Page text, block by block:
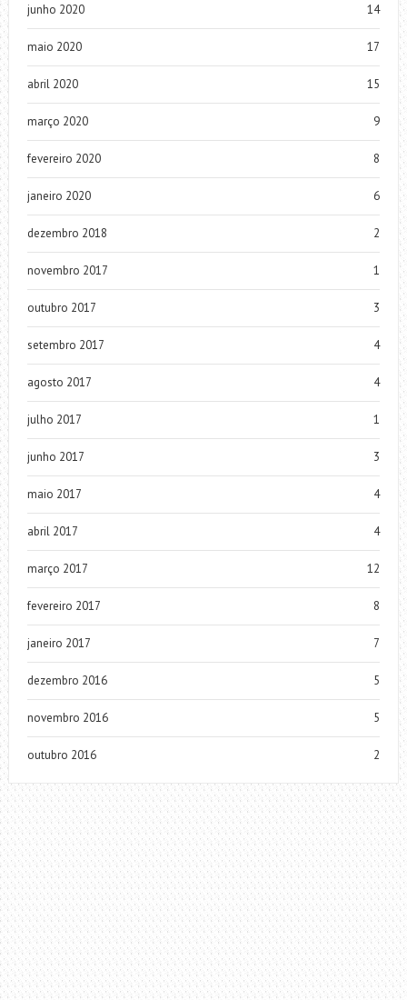
junho 2020 14
maio 2020 17
abril 2020 15
março 2020 9
fevereiro 2020 8
janeiro 2020 6
dezembro 2018 2
novembro 2017 1
outubro 2017 3
setembro 2017 4
agosto 2017 4
julho 2017 1
junho 2017 3
maio 2017 4
abril 2017 4
março 2017 12
fevereiro 2017 8
janeiro 2017 7
dezembro 2016 5
novembro 2016 5
outubro 2016 2